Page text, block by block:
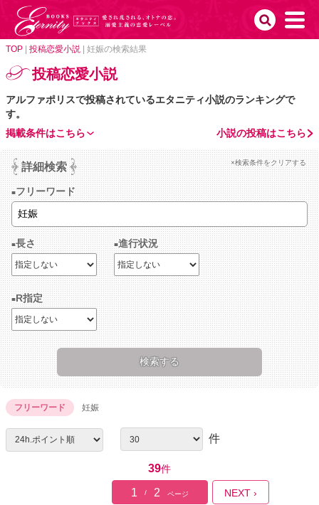
TOP 投稿恋愛小説 妊娠の検索結果
投稿恋愛小説
アルファポリスで投稿されているエタニティ小説のランキングで
す。
小説の投稿はこちら
掲載条件はこちら
詳細検索 ×検索条件をクリアする
フリーワード
長さ 進行状況
R指定
フリーワード 妊娠
件
39件
1 / 2 ページ NEXT ›